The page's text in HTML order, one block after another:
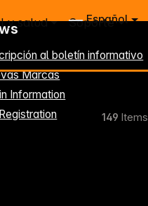
Español
y salud Soporte
149 Items
al boletín informativo
Marcas
Information
Registration